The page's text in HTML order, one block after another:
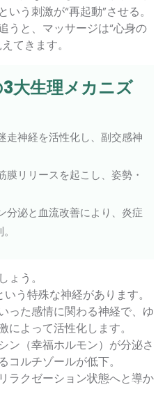
う刺激が“再起動”させる。
うと、マッサージは“心身の
てきます。
大生理メカニズ
走神経を活性化し、副交感神
膜リリースを起こし、姿勢・
分泌と血流改善により、炎症
ょう。
いう特殊な神経があります。
った感情に関わる神経で、ゆ
によって活性化します。
ン（幸福ホルモン）が分泌さ
ルチゾールが低下。
ラクゼーション状態へと導か